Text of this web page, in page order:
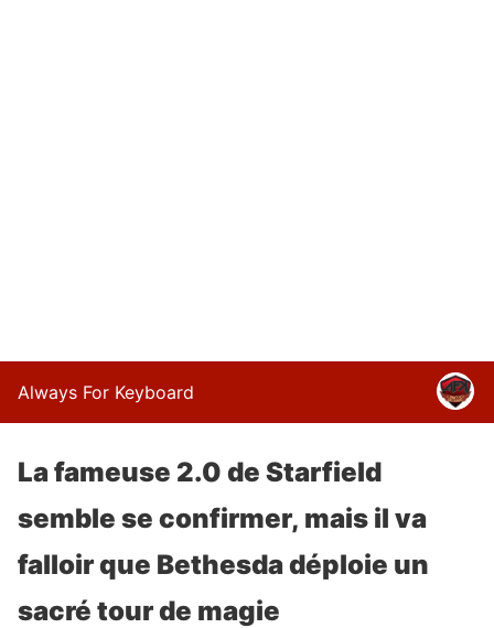
Always For Keyboard
La fameuse 2.0 de Starfield
semble se confirmer, mais il va
falloir que Bethesda déploie un
sacré tour de magie